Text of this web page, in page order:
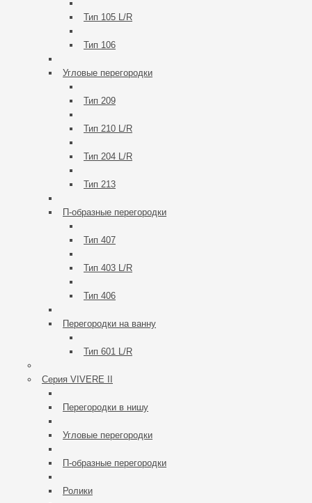
Тип 105 L/R
Тип 106
Углoвые перегородки
Тип 209
Тип 210 L/R
Тип 204 L/R
Тип 213
П-образные перегорoдки
Тип 407
Тип 403 L/R
Тип 406
Перегородки на ванну
Тип 601 L/R
Серия VIVERE II
Перегородки в нишу
Угловые перегородки
П-образные перегородки
Ролики